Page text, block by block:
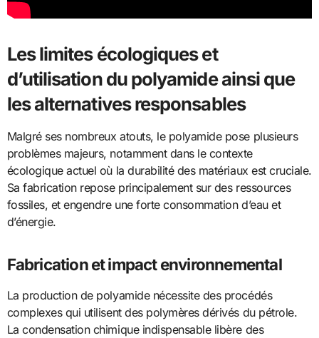
Les limites écologiques et
d’utilisation du polyamide ainsi que
les alternatives responsables
Malgré ses nombreux atouts, le polyamide pose plusieurs
problèmes majeurs, notamment dans le contexte
écologique actuel où la durabilité des matériaux est cruciale.
Sa fabrication repose principalement sur des ressources
fossiles, et engendre une forte consommation d’eau et
d’énergie.
Fabrication et impact environnemental
La production de polyamide nécessite des procédés
complexes qui utilisent des polymères dérivés du pétrole.
La condensation chimique indispensable libère des